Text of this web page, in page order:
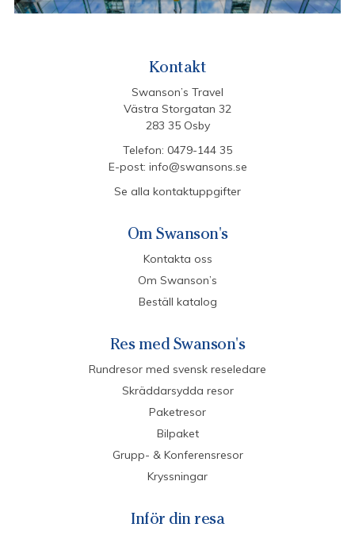
Kontakt
Swanson’s Travel
Västra Storgatan 32
283 35 Osby
Telefon: 0479-144 35
E-post: info@swansons.se
Se alla kontaktuppgifter
Om Swanson's
Kontakta oss
Om Swanson’s
Beställ katalog
Res med Swanson's
Rundresor med svensk reseledare
Skräddarsydda resor
Paketresor
Bilpaket
Grupp- & Konferensresor
Kryssningar
Inför din resa